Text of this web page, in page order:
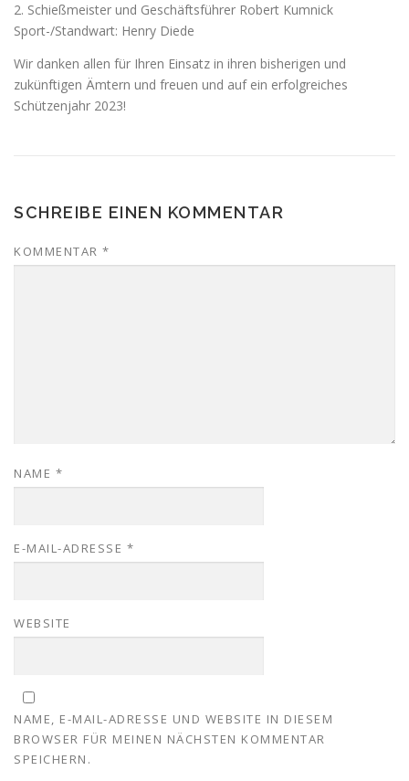
2. Schießmeister und Geschäftsführer Robert Kumnick
Sport-/Standwart: Henry Diede
Wir danken allen für Ihren Einsatz in ihren bisherigen und
zukünftigen Ämtern und freuen und auf ein erfolgreiches
Schützenjahr 2023!
SCHREIBE EINEN KOMMENTAR
KOMMENTAR *
NAME *
E-MAIL-ADRESSE *
WEBSITE
NAME, E-MAIL-ADRESSE UND WEBSITE IN DIESEM
BROWSER FÜR MEINEN NÄCHSTEN KOMMENTAR
SPEICHERN.